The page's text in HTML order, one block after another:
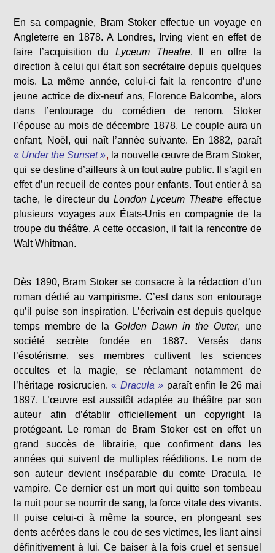
En sa compagnie, Bram Stoker effectue un voyage en
Angleterre en 1878. A Londres, Irving vient en effet de
faire l’acquisition du Lyceum Theatre. Il en offre la
direction à celui qui était son secrétaire depuis quelques
mois. La même année, celui-ci fait la rencontre d’une
jeune actrice de dix-neuf ans, Florence Balcombe, alors
dans l’entourage du comédien de renom. Stoker
l’épouse au mois de décembre 1878. Le couple aura un
enfant, Noël, qui naît l’année suivante. En 1882, paraît
« Under the Sunset », la nouvelle œuvre de Bram Stoker,
qui se destine d’ailleurs à un tout autre public. Il s’agit en
effet d’un recueil de contes pour enfants. Tout entier à sa
tache, le directeur du London Lyceum Theatre effectue
plusieurs voyages aux États-Unis en compagnie de la
troupe du théâtre. A cette occasion, il fait la rencontre de
Walt Whitman.
Dès 1890, Bram Stoker se consacre à la rédaction d’un
roman dédié au vampirisme. C’est dans son entourage
qu’il puise son inspiration. L’écrivain est depuis quelque
temps membre de la Golden Dawn in the Outer, une
société secrète fondée en 1887. Versés dans
l’ésotérisme, ses membres cultivent les sciences
occultes et la magie, se réclamant notamment de
l’héritage rosicrucien. « Dracula » paraît enfin le 26 mai
1897. L’œuvre est aussitôt adaptée au théâtre par son
auteur afin d’établir officiellement un copyright la
protégeant. Le roman de Bram Stoker est en effet un
grand succès de librairie, que confirment dans les
années qui suivent de multiples rééditions. Le nom de
son auteur devient inséparable du comte Dracula, le
vampire. Ce dernier est un mort qui quitte son tombeau
la nuit pour se nourrir de sang, la force vitale des vivants.
Il puise celui-ci à même la source, en plongeant ses
dents acérées dans le cou de ses victimes, les liant ainsi
définitivement à lui. Ce baiser à la fois cruel et sensuel